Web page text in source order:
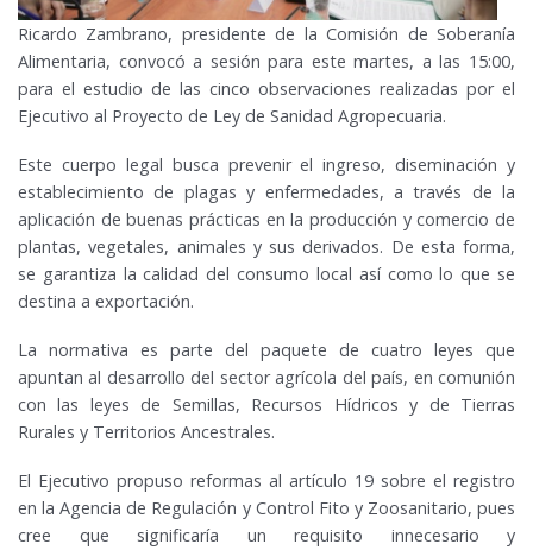
Ricardo Zambrano, presidente de la Comisión de Soberanía
Alimentaria, convocó a sesión para este martes, a las 15:00,
para el estudio de las cinco observaciones realizadas por el
Ejecutivo al Proyecto de Ley de Sanidad Agropecuaria.
Este cuerpo legal busca prevenir el ingreso, diseminación y
establecimiento de plagas y enfermedades, a través de la
aplicación de buenas prácticas en la producción y comercio de
plantas, vegetales, animales y sus derivados. De esta forma,
se garantiza la calidad del consumo local así como lo que se
destina a exportación.
La normativa es parte del paquete de cuatro leyes que
apuntan al desarrollo del sector agrícola del país, en comunión
con las leyes de Semillas, Recursos Hídricos y de Tierras
Rurales y Territorios Ancestrales.
El Ejecutivo propuso reformas al artículo 19 sobre el registro
en la Agencia de Regulación y Control Fito y Zoosanitario, pues
cree que significaría un requisito innecesario y